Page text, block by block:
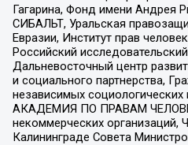
Гагарина, Фонд имени Андрея
СИБАЛЬТ, Уральская
Евразии, Институт прав
Российский
Дальневосточный центр
и социального партнерства,
независимых социологических
АКАДЕМИЯ ПО ПРАВАМ
некоммерческих организаций,
Калининграде Совета